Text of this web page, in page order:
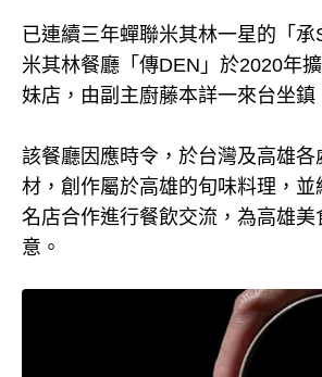
已連續三年蟬聯米其林一星的「
米其林餐廳「傳DEN」於2020年
妹店，由副主廚藤本詳一來台坐鎮
該餐廳因應時令，於台灣及高雄各
材，創作屬於高雄的旬味料理，
名店合作進行餐飲交流，為高雄美
意。